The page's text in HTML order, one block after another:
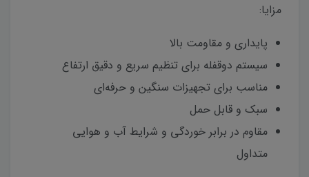
مزایا:
پایداری و مقاومت بالا
سیستم دوقفله برای تنظیم سریع و دقیق ارتفاع
مناسب برای تجهیزات سنگین و حرفه‌ای
سبک و قابل حمل
مقاوم در برابر خوردگی و شرایط آب و هوایی
متداول